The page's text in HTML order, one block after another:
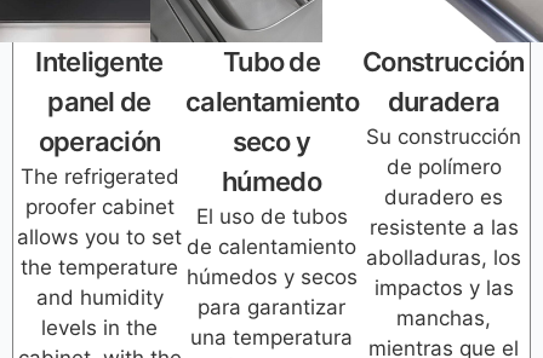
Inteligente
panel de
operación
The refrigerated
proofer cabinet
allows you to set
the temperature
and humidity
levels in the
Tubo de
calentamiento
seco y
húmedo
El uso de tubos
de calentamiento
húmedos y secos
para garantizar
una temperatura
Construcción
duradera
Su construcción
de polímero
duradero es
resistente a las
abolladuras, los
impactos y las
manchas,
mientras que el